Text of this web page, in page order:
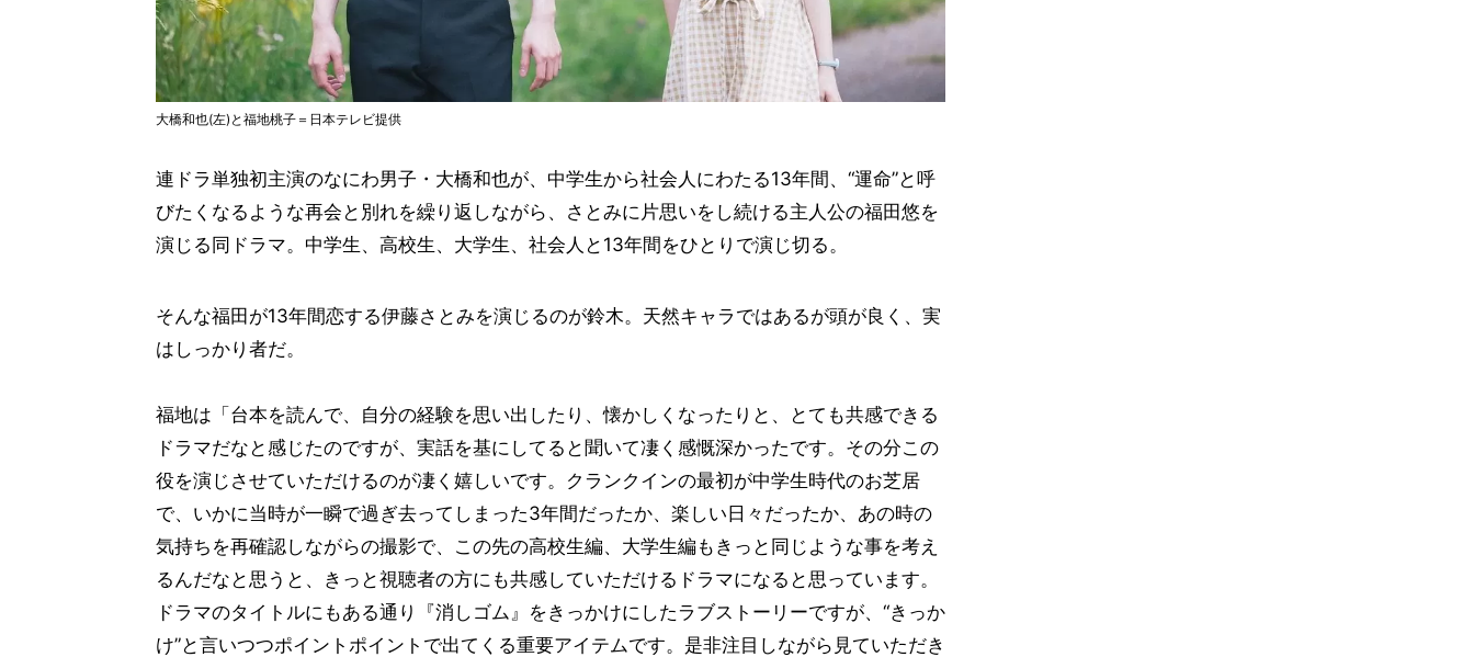
大橋和也(左)と福地桃子＝日本テレビ提供
連ドラ単独初主演のなにわ男子・大橋和也が、中学生から社会人にわたる13年間、“運命”と呼
びたくなるような再会と別れを繰り返しながら、さとみに片思いをし続ける主人公の福田悠を
演じる同ドラマ。中学生、高校生、大学生、社会人と13年間をひとりで演じ切る。
そんな福田が13年間恋する伊藤さとみを演じるのが鈴木。天然キャラではあるが頭が良く、実
はしっかり者だ。
福地は「台本を読んで、自分の経験を思い出したり、懐かしくなったりと、とても共感できる
ドラマだなと感じたのですが、実話を基にしてると聞いて凄く感慨深かったです。その分この
役を演じさせていただけるのが凄く嬉しいです。クランクインの最初が中学生時代のお芝居
で、いかに当時が一瞬で過ぎ去ってしまった3年間だったか、楽しい日々だったか、あの時の
気持ちを再確認しながらの撮影で、この先の高校生編、大学生編もきっと同じような事を考え
るんだなと思うと、きっと視聴者の方にも共感していただけるドラマになると思っています。
ドラマのタイトルにもある通り『消しゴム』をきっかけにしたラブストーリーですが、“きっか
け”と言いつつポイントポイントで出てくる重要アイテムです。是非注目しながら見ていただき